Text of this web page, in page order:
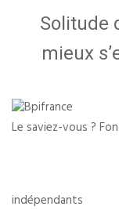
Solitude
mieux
Le saviez-vous ?
indépendants